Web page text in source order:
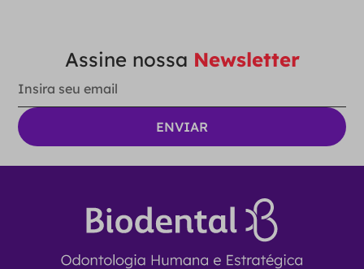
Assine nossa Newsletter